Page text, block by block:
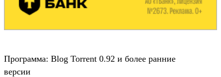
Программа: Blog Torrent 0.92 и более ранние
версии